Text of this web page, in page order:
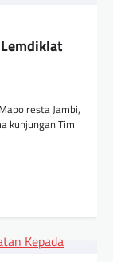
Jambi,
kunjungan Tim